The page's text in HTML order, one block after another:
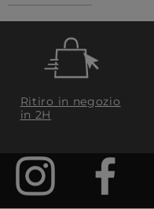
Ritiro in negozio
in 2H